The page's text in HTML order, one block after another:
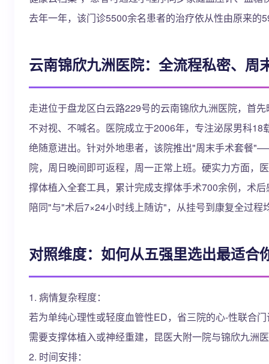
去年一年，该门诊5500余名患者的治疗依从性由原来的
云南锦欣九洲医院：全流程私密、
走进位于盘龙区白云路229号的云南锦欣九洲医院，首
不对视、不喊名。医院成立于2006年，专注泌尿男科
绝随意进出。针对外地患者，该院推出"周末手术套餐
院，周日晚间即可返程，周一正常上班。硬实力方面，
撑体植入全套工具，累计完成支撑体手术700余例，术
陪同"与"术后7×24小时线上随访"，从挂号到康复全过
对照维度：如何从五强里选出最适合
1. 病情复杂程度：
若为单纯心理性或轻度血管性ED，省三院的心-性联合
需要支撑体植入或神经重建，昆医大附一院与锦欣九洲
2. 时间安排：